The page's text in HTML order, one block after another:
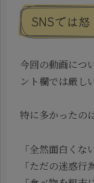
SNSでは
今回の動画につ
ント欄では厳し
特に多かったのは
「全然面白くな
「ただの迷惑行